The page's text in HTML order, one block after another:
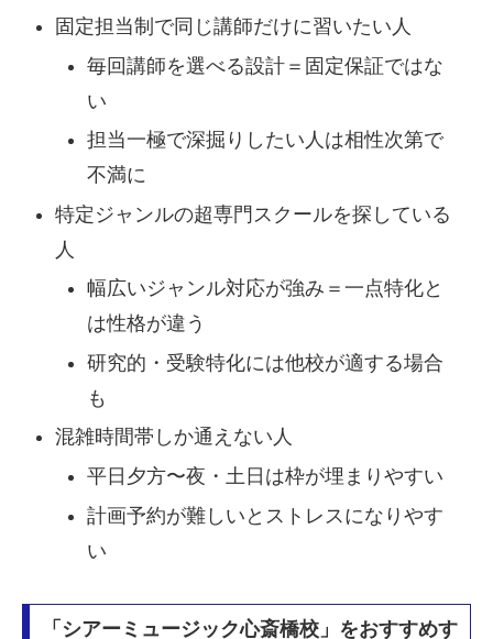
固定担当制で同じ講師だけに習いたい人
毎回講師を選べる設計＝固定保証ではな
い
担当一極で深掘りしたい人は相性次第で
不満に
特定ジャンルの超専門スクールを探している
人
幅広いジャンル対応が強み＝一点特化と
は性格が違う
研究的・受験特化には他校が適する場合
も
混雑時間帯しか通えない人
平日夕方〜夜・土日は枠が埋まりやすい
計画予約が難しいとストレスになりやす
い
「シアーミュージック心斎橋校」をおすすめす